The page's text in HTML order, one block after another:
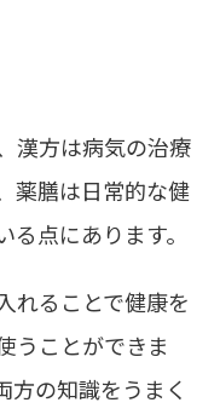
漢方は病気の治療
薬膳は日常的な健
点にあります。
れることで健康を
うことができま
方の知識をうまく